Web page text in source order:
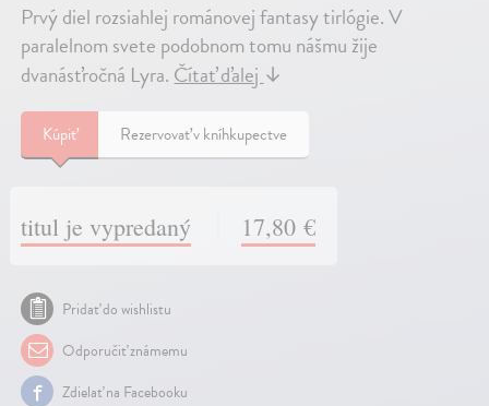
Prvý diel rozsiahlej románovej fantasy tirlógie. V
paralelnom svete podobnom tomu nášmu žije
dvanásťročná Lyra.Čítať ďalej↓
Kúpiť Rezervovať v kníhkupectve
titul je vypredaný 17,80 €
Pridať do wishlistu
Odporučiť známemu
Zdielať na Facebooku